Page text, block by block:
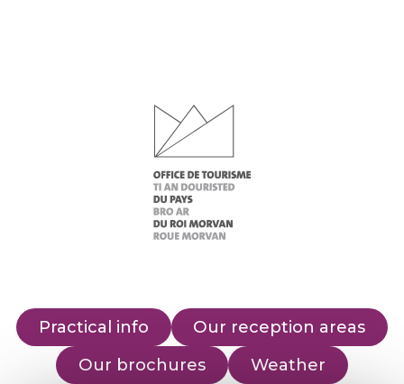
Practical info
Our reception areas
Our brochures
Weather